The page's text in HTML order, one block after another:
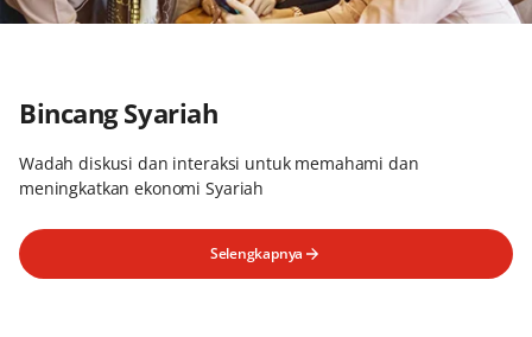
Bincang Syariah
Wadah diskusi dan interaksi untuk memahami dan
meningkatkan ekonomi Syariah
Selengkapnya